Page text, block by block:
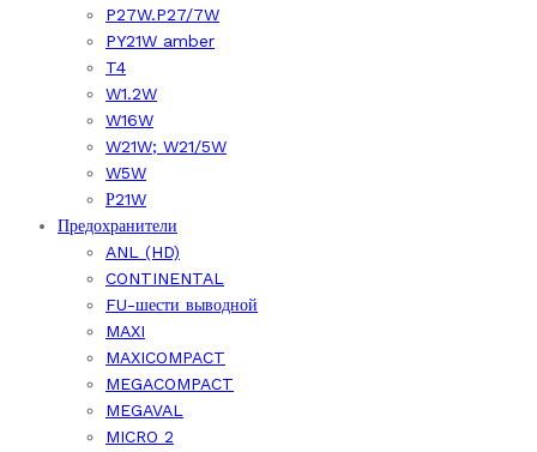
P27W.P27/7W
PY21W amber
T4
W1.2W
W16W
W21W; W21/5W
W5W
Р21W
Предохранители
ANL (HD)
CONTINENTAL
FU-шести выводной
MAXI
MAXICOMPACT
MEGACOMPACT
MEGAVAL
MICRO 2